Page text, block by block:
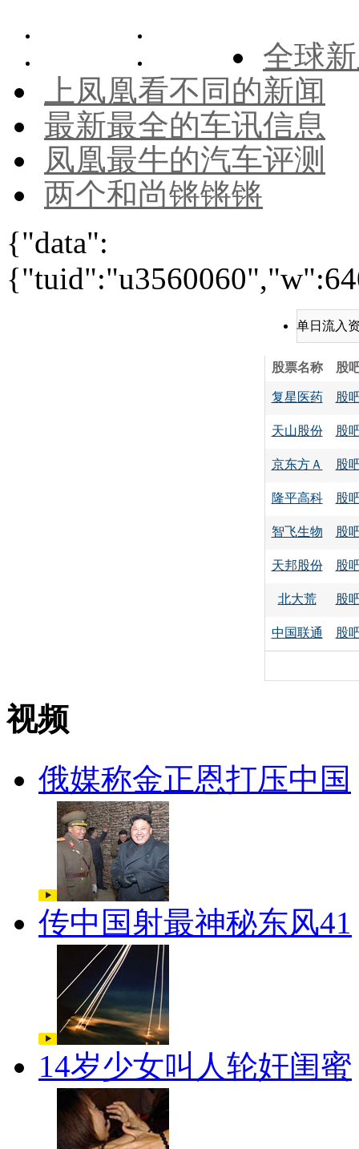
全球
上凤凰看不同的新闻
最新最全的车讯信息
凤凰最牛的汽车评测
两个和尚锵锵锵
{"data":
单日流入
股票名称 股
复星医药 股
天山股份 股
京东方Ａ 股
隆平高科 股
智飞生物 股
天邦股份 股
北大荒 股
中国联通 股
视频
俄媒称金正恩打压中国
传中国射最神秘东风41
14岁少女叫人轮奸闺蜜